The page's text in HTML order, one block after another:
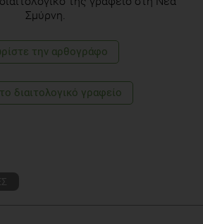
Σμύρνη.
την αρθογράφο
διαιτολογικό γραφείο